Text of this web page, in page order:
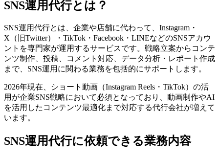
SNS運用代行とは？
SNS運用代行とは、企業や店舗に代わって、Instagram・
X（旧Twitter）・TikTok・Facebook・LINEなどのSNSアカウ
ントを専門家が運用するサービスです。戦略立案からコンテ
ンツ制作、投稿、コメント対応、データ分析・レポート作成
まで、SNS運用に関わる業務を包括的にサポートします。
2026年現在、ショート動画（Instagram Reels・TikTok）の活
用が企業SNS戦略において必須となっており、動画制作やAI
を活用したコンテンツ最適化まで対応する代行会社が増えて
います。
SNS運用代行に依頼できる業務内容